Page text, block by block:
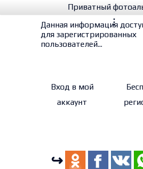
Приватный
⋮
Данная информация
для зарегистрированных
пользователей...
Вход в мой
аккаунт
↪